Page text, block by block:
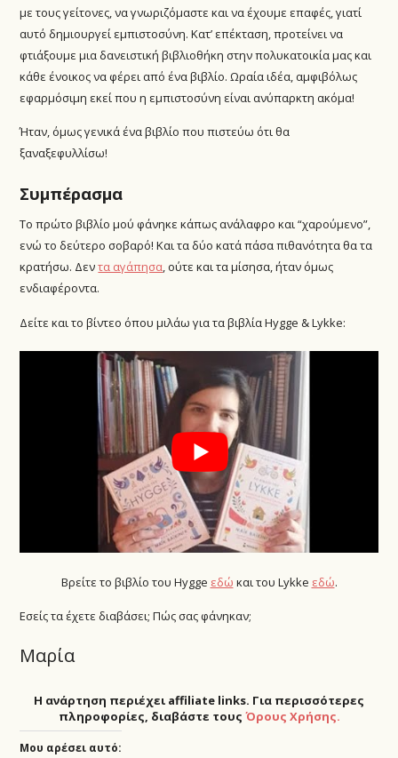
με τους γείτονες, να γνωριζόμαστε και να έχουμε επαφές, γιατί
αυτό δημιουργεί εμπιστοσύνη. Κατ’ επέκταση, προτείνει να
φτιάξουμε μια δανειστική βιβλιοθήκη στην πολυκατοικία μας και
κάθε ένοικος να φέρει από ένα βιβλίο. Ωραία ιδέα, αμφιβόλως
εφαρμόσιμη εκεί που η εμπιστοσύνη είναι ανύπαρκτη ακόμα!
Ήταν, όμως γενικά ένα βιβλίο που πιστεύω ότι θα
ξαναξεφυλλίσω!
Συμπέρασμα
Το πρώτο βιβλίο μού φάνηκε κάπως ανάλαφρο και “χαρούμενο”,
ενώ το δεύτερο σοβαρό! Και τα δύο κατά πάσα πιθανότητα θα τα
κρατήσω. Δεντα αγάπησα, ούτε και τα μίσησα, ήταν όμως
ενδιαφέροντα.
Δείτε και το βίντεο όπου μιλάω για τα βιβλία Hygge & Lykke:
Βρείτε το βιβλίο του Hygge εδώ και του Lykke εδώ.
Εσείς τα έχετε διαβάσει; Πώς σας φάνηκαν;
Μαρία
Η ανάρτηση περιέχει affiliate links. Για περισσότερες
πληροφορίες, διαβάστε τους Όρους Χρήσης.
Μου αρέσει αυτό: